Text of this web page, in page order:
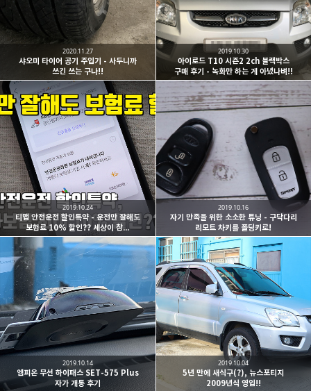
샤오미 타이어 공기 주입기 - 사두니까
쓰긴 쓰는 구나!!
2020.11.27
아이로드 T10 시즌2 2ch 블랙박스
구매 후기 - 녹화만 하는 게 아녔나벼!!
2019.10.30
티맵 안전운전 할인특약 - 운전만 잘해도
보험료 10% 할인?? 세상이 참...
2019.10.24
자기 만족을 위한 소소한 튜닝 - 구닥다리
리모트 차키를 폴딩키로!
2019.10.16
엠피온 무선 하이패스 SET-575 Plus
자가 개통 후기
2019.10.14
5년 만에 새식구(?), 뉴스포티지
2009년식 영입!!
2019.10.04